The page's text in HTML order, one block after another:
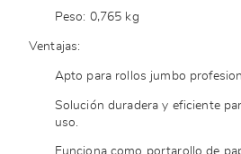
Peso: 0,765 kg
Ventajas:
Apto para rollos jumbo
Solución duradera y eficiente
uso.